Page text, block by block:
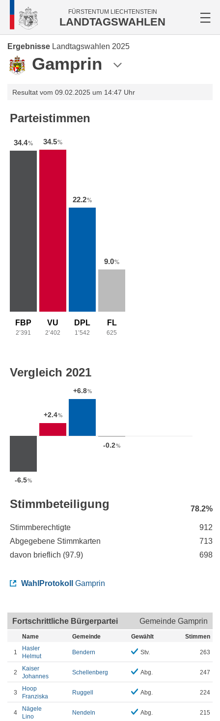
FÜRSTENTUM LIECHTENSTEIN
LANDTAGSWAHLEN
Ergebnisse Landtagswahlen 2025
Gamprin
Resultat vom 09.02.2025 um 14:47 Uhr
Parteistimmen
34.4%
FBP
2’391
34.5%
VU
2’402
22.2%
DPL
1’542
9.0%
FL
625
Vergleich 2021
-6.5%
+2.4%
+6.8%
-0.2%
Stimmbeteiligung 78.2%
Stimmberechtigte
912
Abgegebene Stimmkarten
713
davon brieflich (97.9) 698
WahlProtokoll Gamprin
Fortschrittliche Bürgerpartei Gemeinde Gamprin
Name Gemeinde Gewählt Stimmen
1
Hasler
Helmut
Bendern Stv. 263
2
Kaiser
Johannes
Schellenberg Abg. 247
3
Hoop
Franziska
Ruggell Abg. 224
4
Nägele
Lino
Nendeln Abg. 215